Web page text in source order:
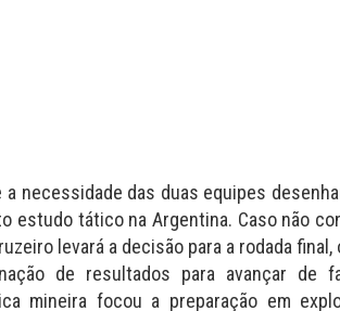
necessidade das duas equipes
estudo tático na Argentina. Caso não
levará a decisão para a rodada
de resultados para avançar de
mineira focou a preparação em